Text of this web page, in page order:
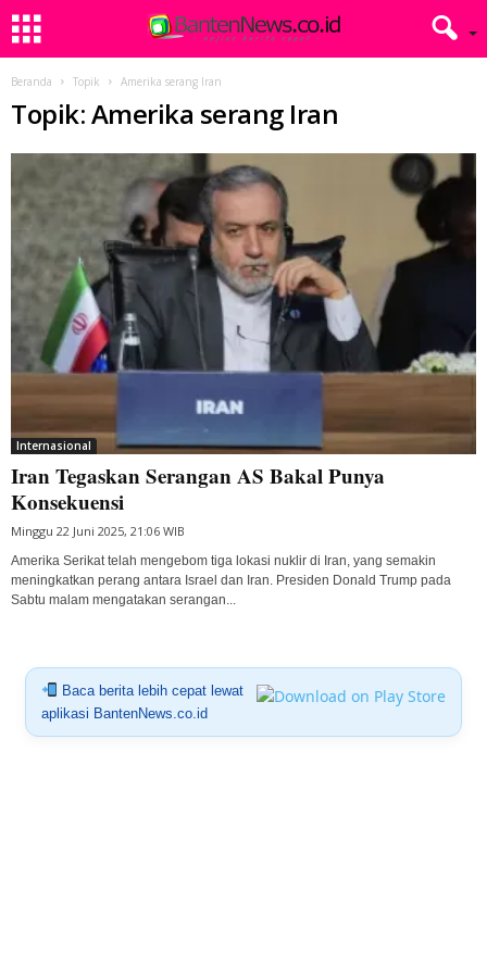
Beranda Topik Amerika serang Iran
Topik: Amerika serang Iran
Internasional
Iran Tegaskan Serangan AS Bakal Punya
Konsekuensi
Minggu 22 Juni 2025, 21:06 WIB
Amerika Serikat telah mengebom tiga lokasi nuklir di Iran, yang semakin
meningkatkan perang antara Israel dan Iran. Presiden Donald Trump pada
Sabtu malam mengatakan serangan...
Baca berita lebih cepat lewat
aplikasi BantenNews.co.id